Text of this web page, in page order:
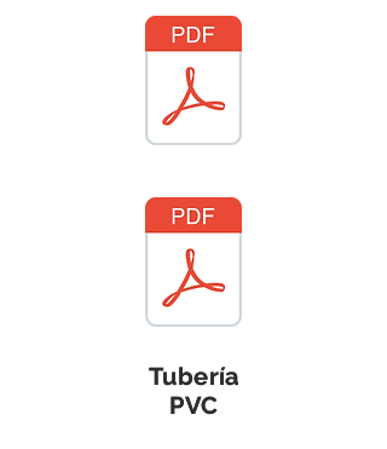
Tubería
PVC
Tubería
PVC